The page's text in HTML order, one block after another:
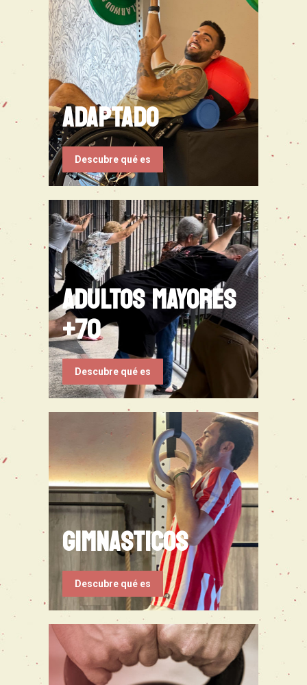
ADAPTADO
Descubre qué es
ADULTOS MAYORES
+70
Descubre qué es
Gimnasticos
Descubre qué es